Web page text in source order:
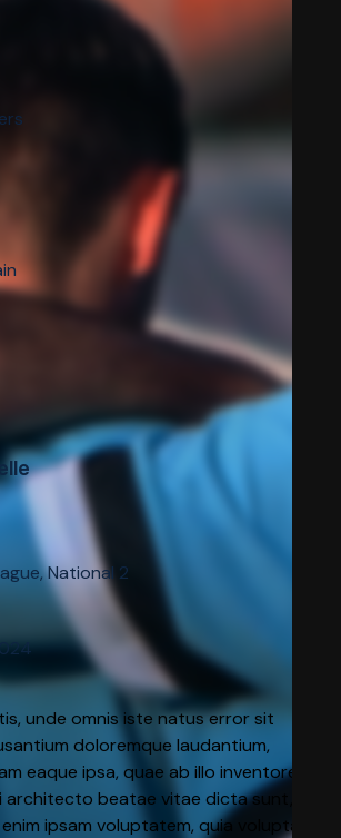
National 2
unde omnis iste natus error sit
doloremque laudantium,
eaque ipsa, quae ab illo inventore
beatae vitae dicta sunt,
ipsam voluptatem, quia voluptas